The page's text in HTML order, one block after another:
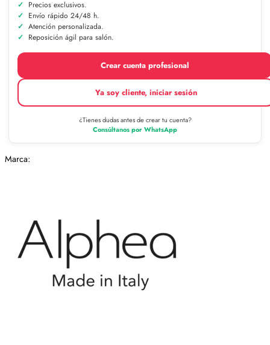
Precios exclusivos.
Envío rápido 24/48 h.
Atención personalizada.
Reposición ágil para salón.
Crear cuenta profesional
Ya soy cliente, iniciar sesión
¿Tienes dudas antes de crear tu cuenta?
Consúltanos por WhatsApp
Marca: